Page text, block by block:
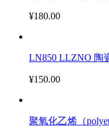
¥180.00
LN850 LLZNO 陶
¥150.00
聚氧化乙烯（